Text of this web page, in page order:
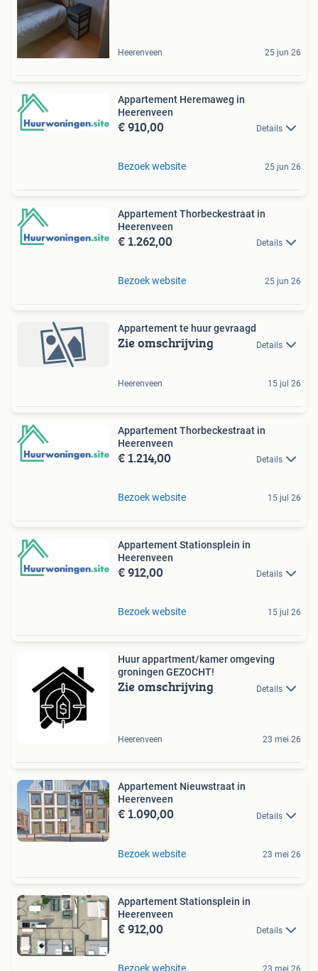
Heerenveen 25 jun 26
Appartement Heremaweg in
Heerenveen
€ 910,00 Details
Bezoek website 25 jun 26
Appartement Thorbeckestraat in
Heerenveen
€ 1.262,00 Details
Bezoek website 25 jun 26
Appartement te huur gevraagd
Zie omschrijving Details
Heerenveen 15 jul 26
Appartement Thorbeckestraat in
Heerenveen
€ 1.214,00 Details
Bezoek website 15 jul 26
Appartement Stationsplein in
Heerenveen
€ 912,00 Details
Bezoek website 15 jul 26
Huur appartment/kamer omgeving
groningen GEZOCHT!
Zie omschrijving Details
Heerenveen 23 mei 26
Appartement Nieuwstraat in
Heerenveen
€ 1.090,00 Details
Bezoek website 23 mei 26
Appartement Stationsplein in
Heerenveen
€ 912,00 Details
Bezoek website 23 mei 26